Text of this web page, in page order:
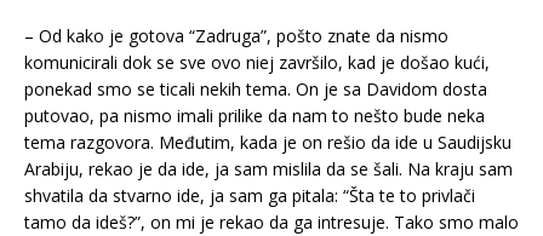
– Od kako je gotova “Zadruga”, pošto znate da nismo
komunicirali dok se sve ovo niej završilo, kad je došao kući,
ponekad smo se ticali nekih tema. On je sa Davidom dosta
putovao, pa nismo imali prilike da nam to nešto bude neka
tema razgovora. Međutim, kada je on rešio da ide u Saudijsku
Arabiju, rekao je da ide, ja sam mislila da se šali. Na kraju sam
shvatila da stvarno ide, ja sam ga pitala: “Šta te to privlači
tamo da ideš?”, on mi je rekao da ga intresuje. Tako smo malo